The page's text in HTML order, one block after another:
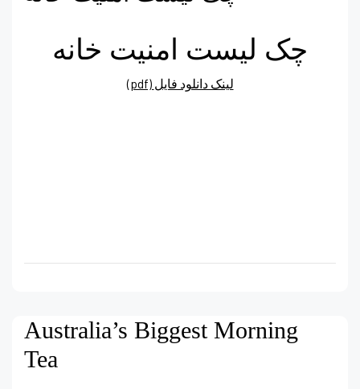
چک لیست امنیت خانه
(pdf) لینک دانلود فایل
Australia’s Biggest Morning
Tea